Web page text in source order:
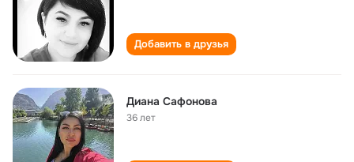
Добавить в друзья
Диана Сафонова
36 лет